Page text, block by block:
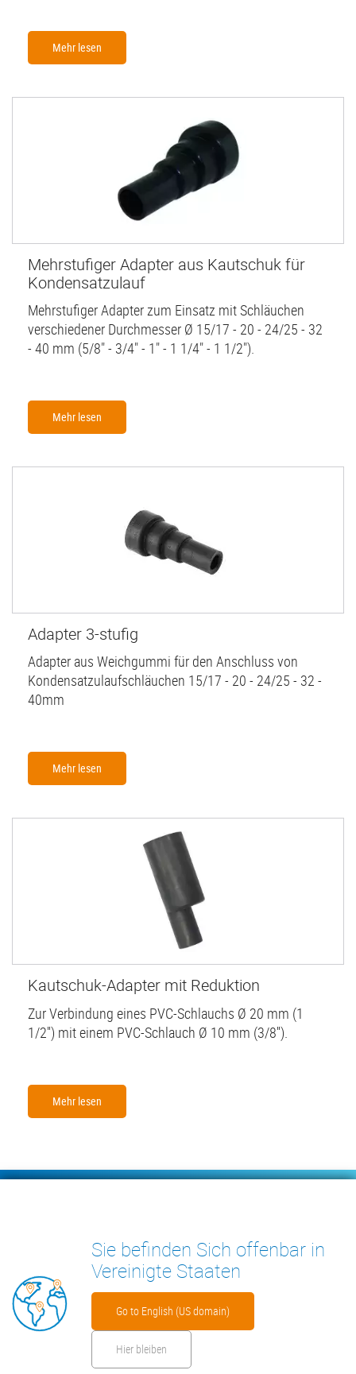
Mehr lesen
Mehrstufiger Adapter aus Kautschuk für
Kondensatzulauf
Mehrstufiger Adapter zum Einsatz mit Schläuchen
verschiedener Durchmesser Ø 15/17 - 20 - 24/25 - 32
- 40 mm (5/8" - 3/4" - 1" - 1 1/4" - 1 1/2").
Mehr lesen
Adapter 3-stufig
Adapter aus Weichgummi für den Anschluss von
Kondensatzulaufschläuchen 15/17 - 20 - 24/25 - 32 -
40mm
Mehr lesen
Kautschuk-Adapter mit Reduktion
Zur Verbindung eines PVC-Schlauchs Ø 20 mm (1
1/2'') mit einem PVC-Schlauch Ø 10 mm (3/8'').
Mehr lesen
KONDENSATPUMPEN
MESSGERÄTE
INSIGHTS
KONTAKT
Sie befinden Sich offenbar in
Vereinigte Staaten
Go to English (US domain)
Hier bleiben